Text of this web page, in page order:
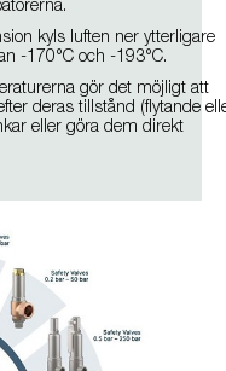
kyls luften ner ytterligare
-170°C och -193°C.
gör det möjligt att
deras tillstånd (flytande
eller göra dem direkt